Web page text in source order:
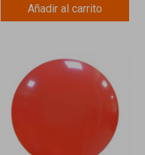
Añadir al carrito